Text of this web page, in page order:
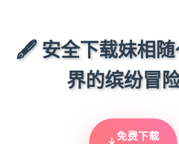
🖋️ 安全下载妹相随
界的缤纷冒
免费下载